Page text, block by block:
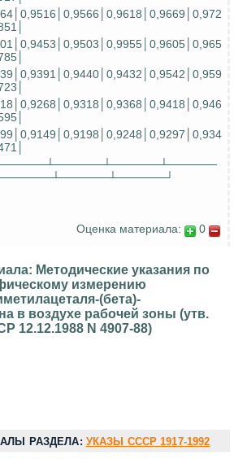
Оценка материала: 0
Методические указания по
измерению
(бета)-
в воздухе рабочей зоны (утв.
12.12.1988 N 4907-88)
РАЗДЕЛА: УКАЗЫ СССР 1917-1992